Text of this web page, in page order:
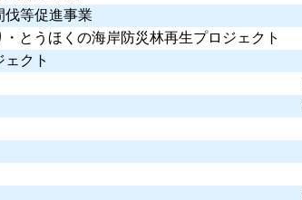
伐等促進事業
・とうほくの海岸防災林再生プロジェクト
クト